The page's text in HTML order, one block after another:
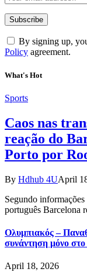
By signing up,
Policy agreement.
What's Hot
Sports
Caos nas
reação do
Porto por
By Hdhub 4UApril
Segundo
português Barcelona
Ολυμπιακός –
συνάντηση μόνο
April 18, 2026